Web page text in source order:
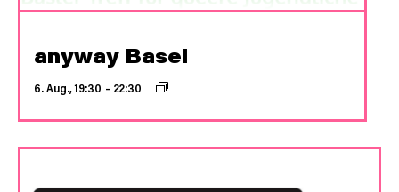
anyway Basel
6. Aug., 19:30 – 22:30